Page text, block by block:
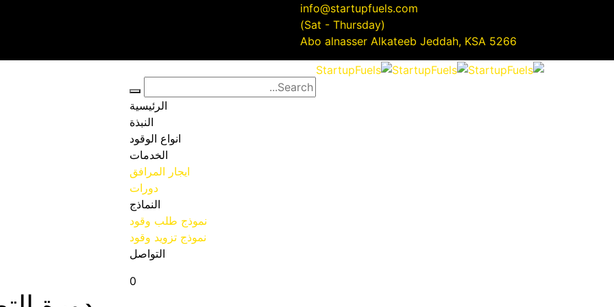
info@startupfuels.com
(Sat - Thursday)
5266 Abo alnasser Alkateeb Jeddah, KSA
الرئيسية
النبذة
انواع الوقود
الخدمات
ايجار المرافق
دورات
النماذج
نموذج طلب وقود
نموذج تزويد وقود
التواصل
0